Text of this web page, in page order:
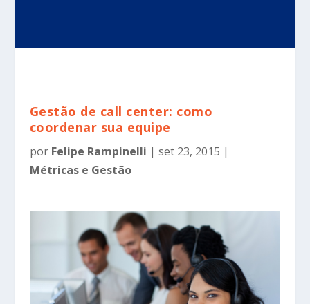
Gestão de call center: como
coordenar sua equipe
por Felipe Rampinelli | set 23, 2015 |
Métricas e Gestão